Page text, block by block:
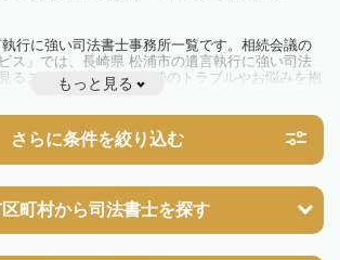
行に強い司法書士事務所一覧です。相続会議の
ス」では、長崎県 松浦市の遺言執行に強い司法
ることが出来ます。相続のトラブルやお悩みを抱
の司法書士に相談してみましょう。
もっと見る
さらに条件を絞り込む
町村から司法書士を探す